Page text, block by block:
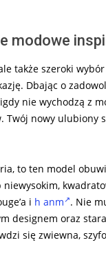
modowe
także szeroki
Dbając o
nie wychodzą z
Twój nowy ulubiony
to ten model
i h anm . Nie
designem oraz
się zwiewna,